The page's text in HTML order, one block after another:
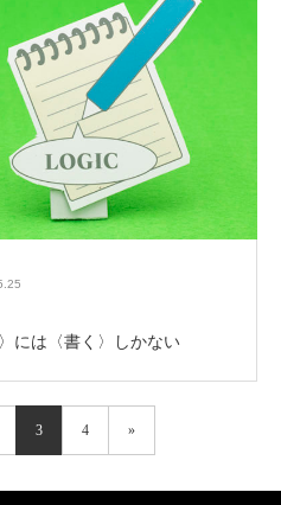
には〈書く〉しかない
3 4 »